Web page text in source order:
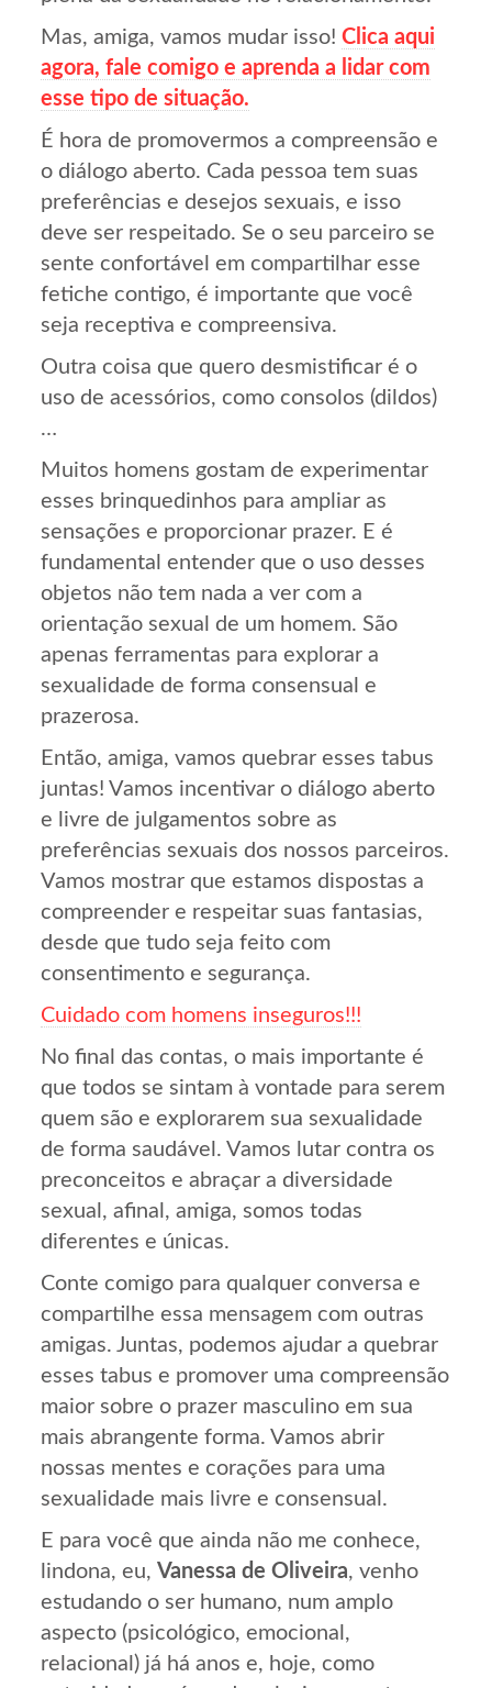
Mas, amiga, vamos mudar isso!Clica aqui
agora, fale comigo e aprenda a lidar com
esse tipo de situação.
É hora de promovermos a compreensão e
o diálogo aberto. Cada pessoa tem suas
preferências e desejos sexuais, e isso
deve ser respeitado. Se o seu parceiro se
sente confortável em compartilhar esse
fetiche contigo, é importante que você
seja receptiva e compreensiva.
Outra coisa que quero desmistificar é o
uso de acessórios, como consolos (dildos)
…
Muitos homens gostam de experimentar
esses brinquedinhos para ampliar as
sensações e proporcionar prazer. E é
fundamental entender que o uso desses
objetos não tem nada a ver com a
orientação sexual de um homem. São
apenas ferramentas para explorar a
sexualidade de forma consensual e
prazerosa.
Então, amiga, vamos quebrar esses tabus
juntas! Vamos incentivar o diálogo aberto
e livre de julgamentos sobre as
preferências sexuais dos nossos parceiros.
Vamos mostrar que estamos dispostas a
compreender e respeitar suas fantasias,
desde que tudo seja feito com
consentimento e segurança.
Cuidado com homens inseguros!!!
No final das contas, o mais importante é
que todos se sintam à vontade para serem
quem são e explorarem sua sexualidade
de forma saudável. Vamos lutar contra os
preconceitos e abraçar a diversidade
sexual, afinal, amiga, somos todas
diferentes e únicas.
Conte comigo para qualquer conversa e
compartilhe essa mensagem com outras
amigas. Juntas, podemos ajudar a quebrar
esses tabus e promover uma compreensão
maior sobre o prazer masculino em sua
mais abrangente forma. Vamos abrir
nossas mentes e corações para uma
sexualidade mais livre e consensual.
E para você que ainda não me conhece,
lindona, eu,Vanessa de Oliveira, venho
estudando o ser humano, num amplo
aspecto (psicológico, emocional,
relacional) já há anos e, hoje, como